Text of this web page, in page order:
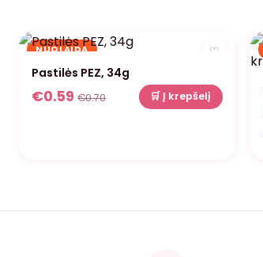
NUOLAIDA
♡
Pastilės PEZ, 34g
€0.59 €0.70 🛒 Į krepšelį